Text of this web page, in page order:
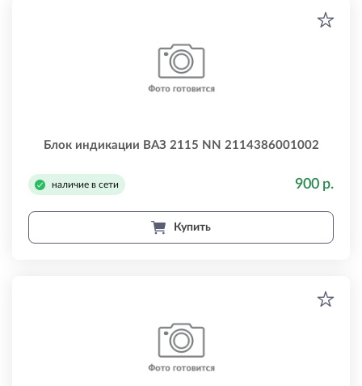
Блок индикации ВАЗ 2115 NN 2114386001002
наличие в сети 900 р.
Купить